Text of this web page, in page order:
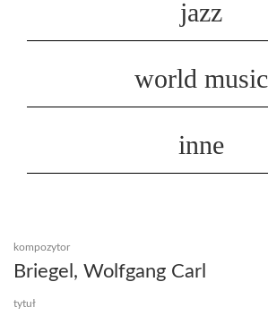
jazz
world music
inne
kompozytor
Briegel, Wolfgang Carl
tytuł